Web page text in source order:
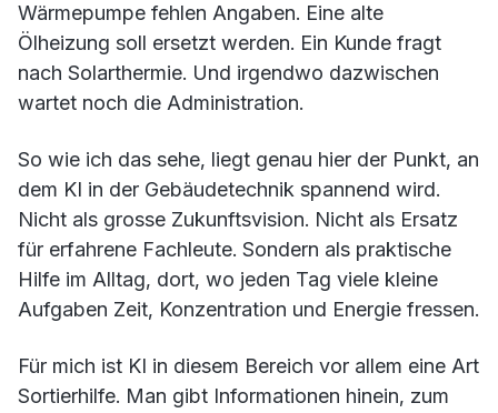
Wärmepumpe fehlen Angaben. Eine alte
Ölheizung soll ersetzt werden. Ein Kunde fragt
nach Solarthermie. Und irgendwo dazwischen
wartet noch die Administration.
So wie ich das sehe, liegt genau hier der Punkt, an
dem KI in der Gebäudetechnik spannend wird.
Nicht als grosse Zukunftsvision. Nicht als Ersatz
für erfahrene Fachleute. Sondern als praktische
Hilfe im Alltag, dort, wo jeden Tag viele kleine
Aufgaben Zeit, Konzentration und Energie fressen.
Für mich ist KI in diesem Bereich vor allem eine Art
Sortierhilfe. Man gibt Informationen hinein, zum